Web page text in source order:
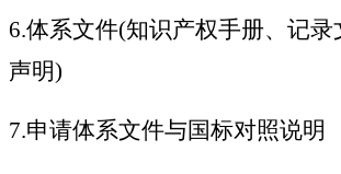
6.体系文件(知识产权手册、记
声明)
7.申请体系文件与国标对照说明